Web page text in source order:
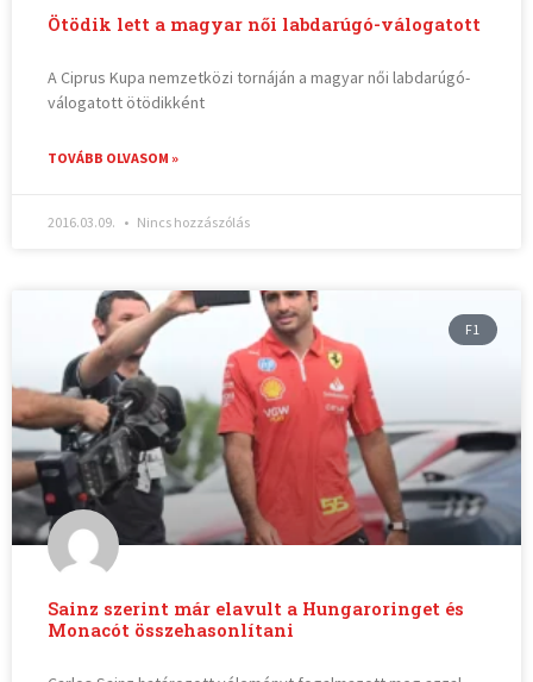
Ötödik lett a magyar női labdarúgó-válogatott
A Ciprus Kupa nemzetközi tornáján a magyar női labdarúgó-
válogatott ötödikként
TOVÁBB OLVASOM »
2016.03.09. Nincs hozzászólás
F1
Sainz szerint már elavult a Hungaroringet és
Monacót összehasonlítani